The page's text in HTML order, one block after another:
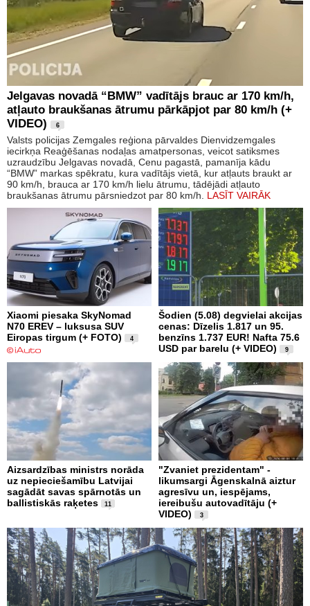
Jelgavas novadā “BMW” vadītājs brauc ar 170 km/h,
atļauto braukšanas ātrumu pārkāpjot par 80 km/h (+
VIDEO)
6
Valsts policijas Zemgales reģiona pārvaldes Dienvidzemgales
iecirkņa Reaģēšanas nodaļas amatpersonas, veicot satiksmes
uzraudzību Jelgavas novadā, Cenu pagastā, pamanīja kādu
“BMW” markas spēkratu, kura vadītājs vietā, kur atļauts braukt ar
90 km/h, brauca ar 170 km/h lielu ātrumu, tādējādi atļauto
braukšanas ātrumu pārsniedzot par 80 km/h. LASĪT VAIRĀK
Xiaomi piesaka SkyNomad
N70 EREV – luksusa SUV
Eiropas tirgum (+ FOTO)
4
Šodien (5.08) degvielai akcijas
cenas: Dīzelis 1.817 un 95.
benzīns 1.737 EUR! Nafta 75.6
USD par barelu (+ VIDEO)
9
Aizsardzības ministrs norāda
uz nepieciešamību Latvijai
sagādāt savas spārnotās un
ballistiskās raķetes
11
"Zvaniet prezidentam" -
likumsargi Āgenskalnā aiztur
agresīvu un, iespējams,
iereibušu autovadītāju (+
VIDEO)
3